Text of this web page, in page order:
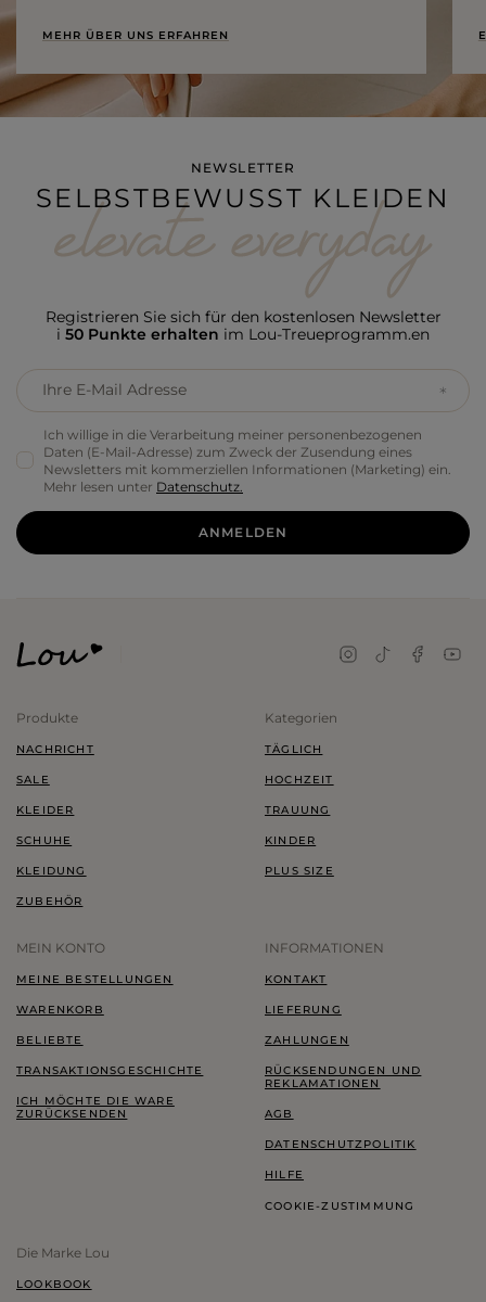
MEHR ÜBER UNS ERFAHREN
NEWSLETTER
SELBSTBEWUSST KLEIDEN
Registrieren Sie sich für den kostenlosen Newsletter
i 50 Punkte erhalten im Lou-Treueprogramm.en
Ihre E-Mail Adresse
Ich willige in die Verarbeitung meiner personenbezogenen
Daten (E-Mail-Adresse) zum Zweck der Zusendung eines
Newsletters mit kommerziellen Informationen (Marketing) ein.
Mehr lesen unter Datenschutz.
ANMELDEN
Produkte
NACHRICHT
SALE
KLEIDER
SCHUHE
KLEIDUNG
ZUBEHÖR
Kategorien
TÄGLICH
HOCHZEIT
TRAUUNG
KINDER
PLUS SIZE
MEIN KONTO
MEINE BESTELLUNGEN
WARENKORB
BELIEBTE
TRANSAKTIONSGESCHICHTE
ICH MÖCHTE DIE WARE
ZURÜCKSENDEN
INFORMATIONEN
KONTAKT
LIEFERUNG
ZAHLUNGEN
RÜCKSENDUNGEN UND
REKLAMATIONEN
AGB
DATENSCHUTZPOLITIK
HILFE
COOKIE-ZUSTIMMUNG
Die Marke Lou
LOOKBOOK